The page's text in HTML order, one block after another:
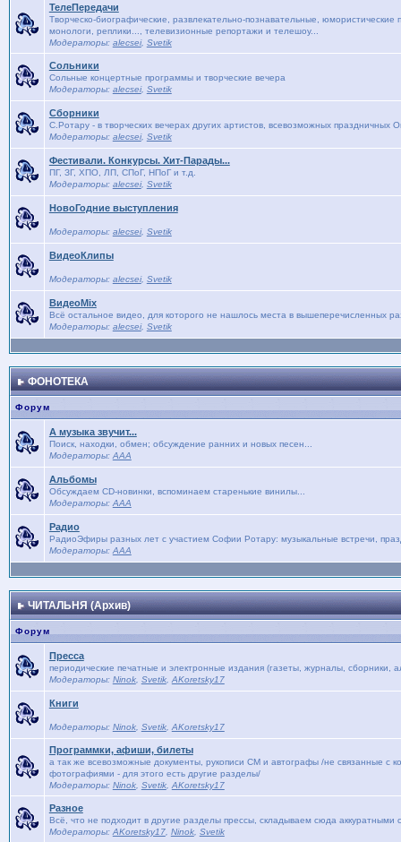
ТелеПередачи
Творческо-биографические, развлекательно-познавательные,
монологи, реплики..., телевизионные репортажи и телешоу...
Модераторы: alecsei, Svetik
Сольники
Сольные концертные программы и творческие вечера
Модераторы: alecsei, Svetik
Сборники
С.Ротару - в творческих вечерах других артистов, всевозможных праздничных
Модераторы: alecsei, Svetik
Фестивали. Конкурсы. Хит-Парады...
ПГ, ЗГ, ХПО, ЛП, СПоГ, НПоГ и т.д.
Модераторы: alecsei, Svetik
НовоГодние выступления
Модераторы: alecsei, Svetik
ВидеоКлипы
Модераторы: alecsei, Svetik
ВидеоMix
Всё остальное видео, для которого не нашлось места в вышеперечисленных
Модераторы: alecsei, Svetik
ФОНОТЕКА
Форум
А музыка звучит...
Поиск, находки, обмен; обсуждение ранних и новых песен...
Модераторы: AAA
Альбомы
Обсуждаем CD-новинки, вспоминаем старенькие винилы...
Модераторы: AAA
Радио
РадиоЭфиры разных лет с участием Софии Ротару: музыкальные встречи,
Модераторы: AAA
ЧИТАЛЬНЯ (Архив)
Форум
Пресса
периодические печатные и электронные издания (газеты, журналы, сборники,
Модераторы: Ninok, Svetik, AKoretsky17
Книги
Модераторы: Ninok, Svetik, AKoretsky17
Программки, афиши, билеты
а так же всевозможные документы, рукописи СМ и автографы /не связанные с
фотографиями - для этого есть другие разделы/
Модераторы: Ninok, Svetik, AKoretsky17
Разное
Всё, что не подходит в другие разделы прессы, складываем сюда аккуратными
Модераторы: AKoretsky17, Ninok, Svetik